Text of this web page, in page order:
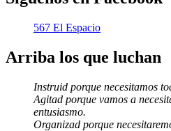
567 El Espacio
Arriba los que luchan
Instruid porque necesitamos
Agitad porque vamos a
entusiasmo.
Organizad porque